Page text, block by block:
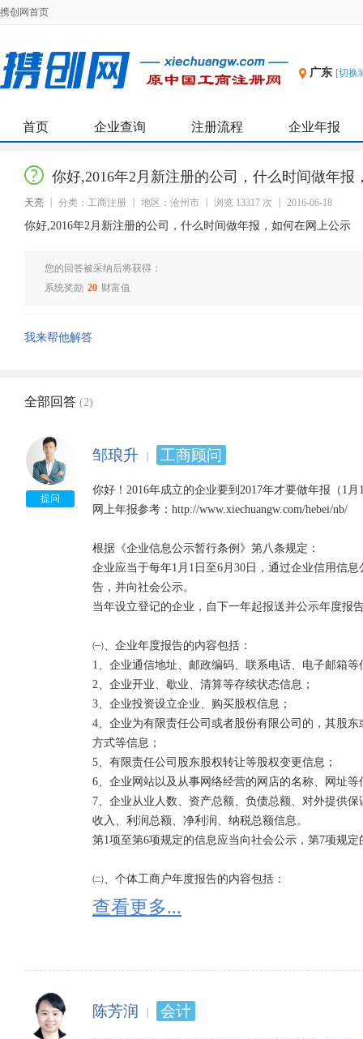
携创网首页
广东 [切换
首页 企业查询 注册流程 企业年报
你好,2016年2月新注册的公司，什么时间做年报
天亮 分类：工商注册 地区：沧州市 浏览 13317 次 2016-06-18
你好,2016年2月新注册的公司，什么时间做年报，如何在网上公示
您的回答被采纳后将获得：
系统奖励 20 财富值
我来帮他解答
全部回答 (2)
提问
邹琅升 工商顾问
你好！2016年成立的企业要到2017年才要做年报（1月
网上年报参考：http://www.xiechuangw.com/hebei/nb/
根据《企业信息公示暂行条例》第八条规定：
企业应当于每年1月1日至6月30日，通过企业信用信
告，并向社会公示。
当年设立登记的企业，自下一年起报送并公示年度报
㈠、企业年度报告的内容包括：
1、企业通信地址、邮政编码、联系电话、电子邮箱等
2、企业开业、歇业、清算等存续状态信息；
3、企业投资设立企业、购买股权信息；
4、企业为有限责任公司或者股份有限公司的，其股
方式等信息；
5、有限责任公司股东股权转让等股权变更信息；
6、企业网站以及从事网络经营的网店的名称、网址等
7、企业从业人数、资产总额、负债总额、对外提供
收入、利润总额、净利润、纳税总额信息。
第1项至第6项规定的信息应当向社会公示，第7项规
㈡、个体工商户年度报告的内容包括：
1、行政许可取得和变动信息；
2、生产经营信息；
㈢农民专业合作社年度报告的内容包括：
查看更多...
陈芳润 会计